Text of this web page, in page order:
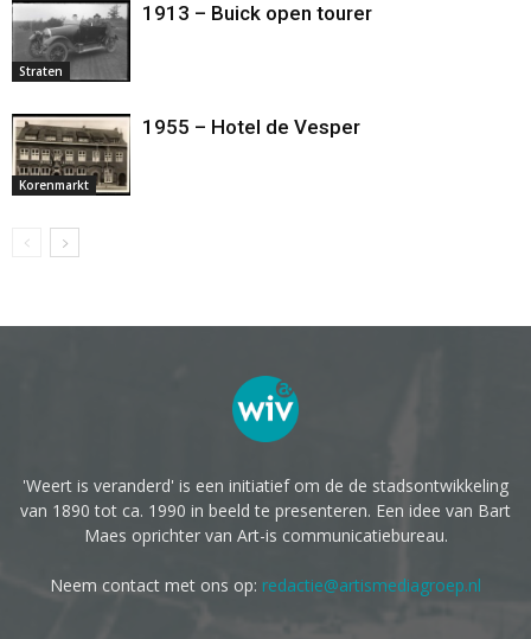
Straten
1913 – Buick open tourer
Korenmarkt
1955 – Hotel de Vesper
'Weert is veranderd' is een initiatief om de de stadsontwikkeling
van 1890 tot ca. 1990 in beeld te presenteren. Een idee van Bart
Maes oprichter van Art-is communicatiebureau.
Neem contact met ons op: redactie@artismediagroep.nl